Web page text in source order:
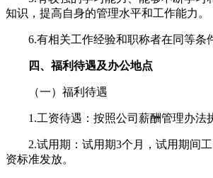
知识，提高自身的管理水平和工作能力。
6.有相关工作经验和职称者在同等条件
四、福利待遇及办公地点
（一）福利待遇
1.工资待遇：按照公司薪酬管理办法
2.试用期：试用期3个月，试用期间工
资标准发放。